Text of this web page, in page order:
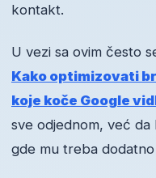
kontakt.
U vezi sa ovim često
Kako optimizovati
koje koče Google
sve odjednom, već
gde mu treba dodatno